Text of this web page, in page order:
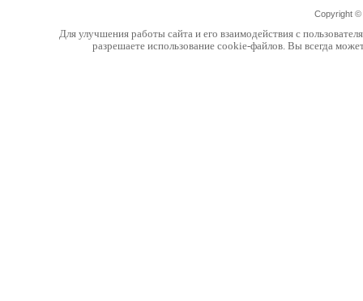
Copyright ©
Для улучшения работы сайта и его взаимодействия с
разрешаете использование cookie-файлов. Вы всегда